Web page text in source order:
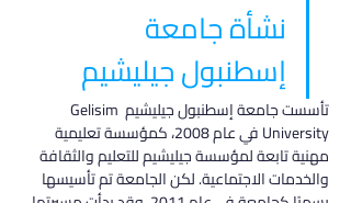
نشأة جامعة
إسطنبول جيليشيم
تأسست جامعة إسطنبول جيليشيم Gelisim
University في عام 2008، كمؤسسة تعليمية
مهنية تابعة لمؤسسة جيليشيم للتعليم والثقافة
والخدمات الاجتماعية. لكن الجامعة تم تأسيسها